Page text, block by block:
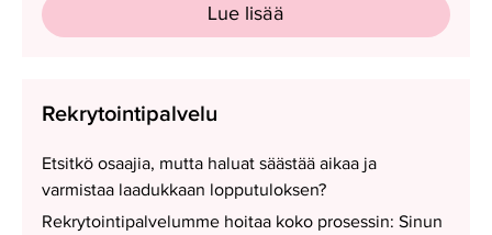
Lue lisää
Rekrytointipalvelu
Etsitkö osaajia, mutta haluat säästää aikaa ja
varmistaa laadukkaan lopputuloksen?
Rekrytointipalvelumme hoitaa koko prosessin: Sinun